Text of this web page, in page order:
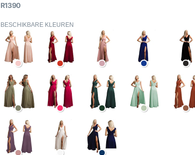
R1390
BESCHIKBARE KLEUREN